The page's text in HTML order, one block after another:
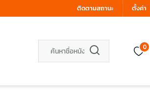
ติดตามสถานะ ตั้งค่า
0